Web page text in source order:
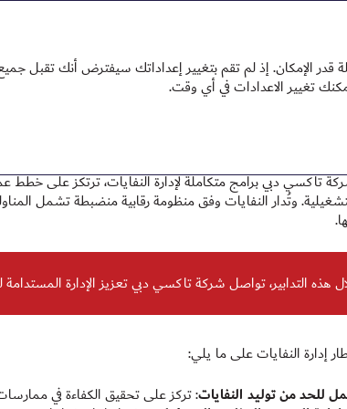
النفايات
تاكسي دبي برامج متكاملة لإدارة النفايات، ترتكز على خطط
وتُدار النفايات وفق منظومة رقابية منضبطة تشمل
هذه التدابير، تواصل شركة تاكسي دبي تعزيز الإدارة
إدارة النفايات على ما يلي:
للحد من توليد النفايات: تركز على تحقيق الكفاءة في
الإمكان. إذ لم تقم بتغيير إعداداتك سيفترض أنك تقبل